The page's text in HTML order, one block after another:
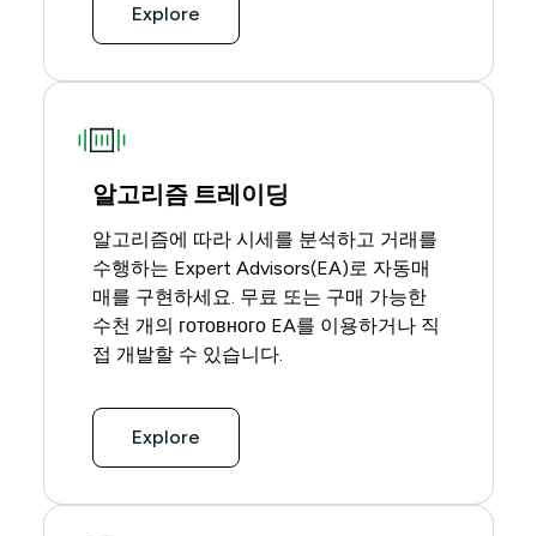
Explore
알고리즘 트레이딩
알고리즘에 따라 시세를 분석하고 거래를
수행하는 Expert Advisors(EA)로 자동매
매를 구현하세요. 무료 또는 구매 가능한
수천 개의 готовного EA를 이용하거나 직
접 개발할 수 있습니다.
Explore